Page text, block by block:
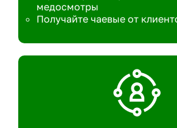
медосмотры
Получайте чаевые от